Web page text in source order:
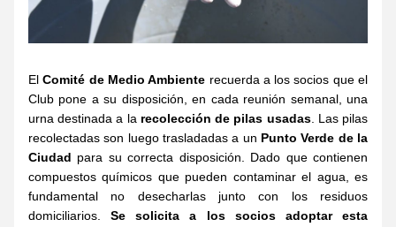
El Comité de Medio Ambiente recuerda a los socios que el
Club pone a su disposición, en cada reunión semanal, una
urna destinada a la recolección de pilas usadas. Las pilas
recolectadas son luego trasladadas a un Punto Verde de la
Ciudad para su correcta disposición. Dado que contienen
compuestos químicos que pueden contaminar el agua, es
fundamental no desecharlas junto con los residuos
domiciliarios. Se solicita a los socios adoptar esta